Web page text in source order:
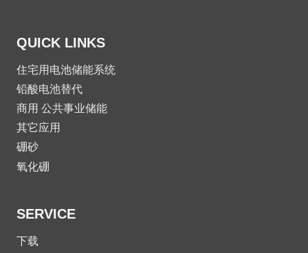
QUICK LINKS
住宅用电池储能系统
铅酸电池替代
商用 公共事业储能
其它应用
硼砂
氧化硼
SERVICE
下载